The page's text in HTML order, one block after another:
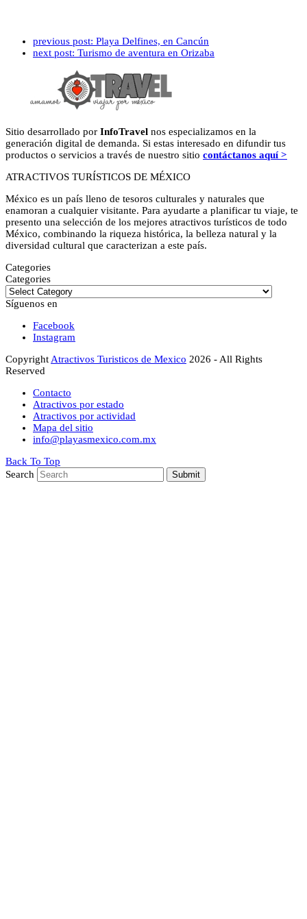
previous post: Playa Delfines, en Cancún
next post: Turismo de aventura en Orizaba
Sitio desarrollado por InfoTravel nos especializamos en la
generación digital de demanda. Si estas interesado en difundir tus
productos o servicios a través de nuestro sitio contáctanos aquí >
ATRACTIVOS TURÍSTICOS DE MÉXICO
México es un país lleno de tesoros culturales y naturales que
enamoran a cualquier visitante. Para ayudarte a planificar tu viaje, te
presento una selección de los mejores atractivos turísticos de todo
México, combinando la riqueza histórica, la belleza natural y la
diversidad cultural que caracterizan a este país.
Categories
Categories
Síguenos en
Facebook
Instagram
CopyrightAtractivos Turisticos de Mexico 2026 - All Rights
Reserved
Contacto
Atractivos por estado
Atractivos por actividad
Mapa del sitio
info@playasmexico.com.mx
Back To Top
Search
Submit